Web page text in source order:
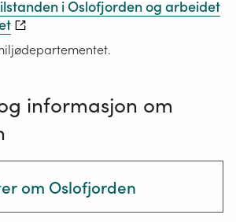
i Oslofjorden og arbeidet
informasjon om
om Oslofjorden